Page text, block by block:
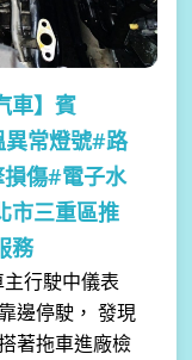
車】賓
異常燈號#路
傷#電子水
市三重區推
務
行駛中儀表
邊停駛， 發現
著拖車進廠檢